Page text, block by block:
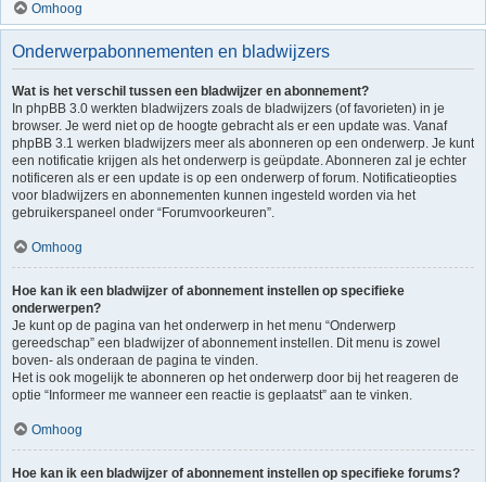
Omhoog
Onderwerpabonnementen en bladwijzers
Wat is het verschil tussen een bladwijzer en abonnement?
In phpBB 3.0 werkten bladwijzers zoals de bladwijzers (of favorieten) in je
browser. Je werd niet op de hoogte gebracht als er een update was. Vanaf
phpBB 3.1 werken bladwijzers meer als abonneren op een onderwerp. Je kunt
een notificatie krijgen als het onderwerp is geüpdate. Abonneren zal je echter
notificeren als er een update is op een onderwerp of forum. Notificatieopties
voor bladwijzers en abonnementen kunnen ingesteld worden via het
gebruikerspaneel onder “Forumvoorkeuren”.
Omhoog
Hoe kan ik een bladwijzer of abonnement instellen op specifieke
onderwerpen?
Je kunt op de pagina van het onderwerp in het menu “Onderwerp
gereedschap” een bladwijzer of abonnement instellen. Dit menu is zowel
boven- als onderaan de pagina te vinden.
Het is ook mogelijk te abonneren op het onderwerp door bij het reageren de
optie “Informeer me wanneer een reactie is geplaatst” aan te vinken.
Omhoog
Hoe kan ik een bladwijzer of abonnement instellen op specifieke forums?